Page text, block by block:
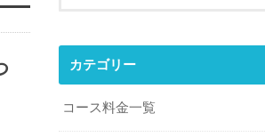
カテゴリー
コース料金一覧